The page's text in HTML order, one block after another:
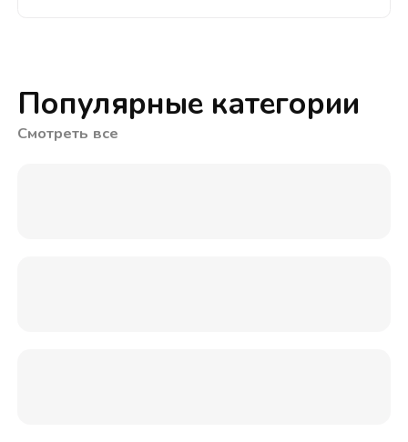
Популярные категории
Смотреть все